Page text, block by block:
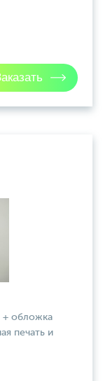
+ обложка
печать и